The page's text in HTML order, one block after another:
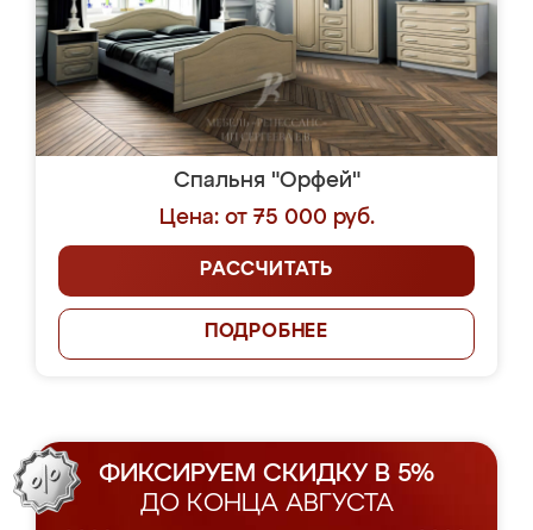
Спальня "Орфей"
Цена: от 75 000 руб.
РАССЧИТАТЬ
ПОДРОБНЕЕ
ФИКСИРУЕМ СКИДКУ В 5%
ДО КОНЦА АВГУСТА